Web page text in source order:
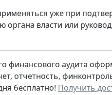
уже при
власти или
финансового аудита
отчетность,
бесплатно! Получить